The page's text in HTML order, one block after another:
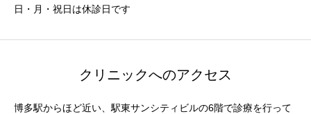
日・月・祝日は休診日です
クリニックへのアクセス
博多駅からほど近い、駅東サンシティビルの6階で診療を行って